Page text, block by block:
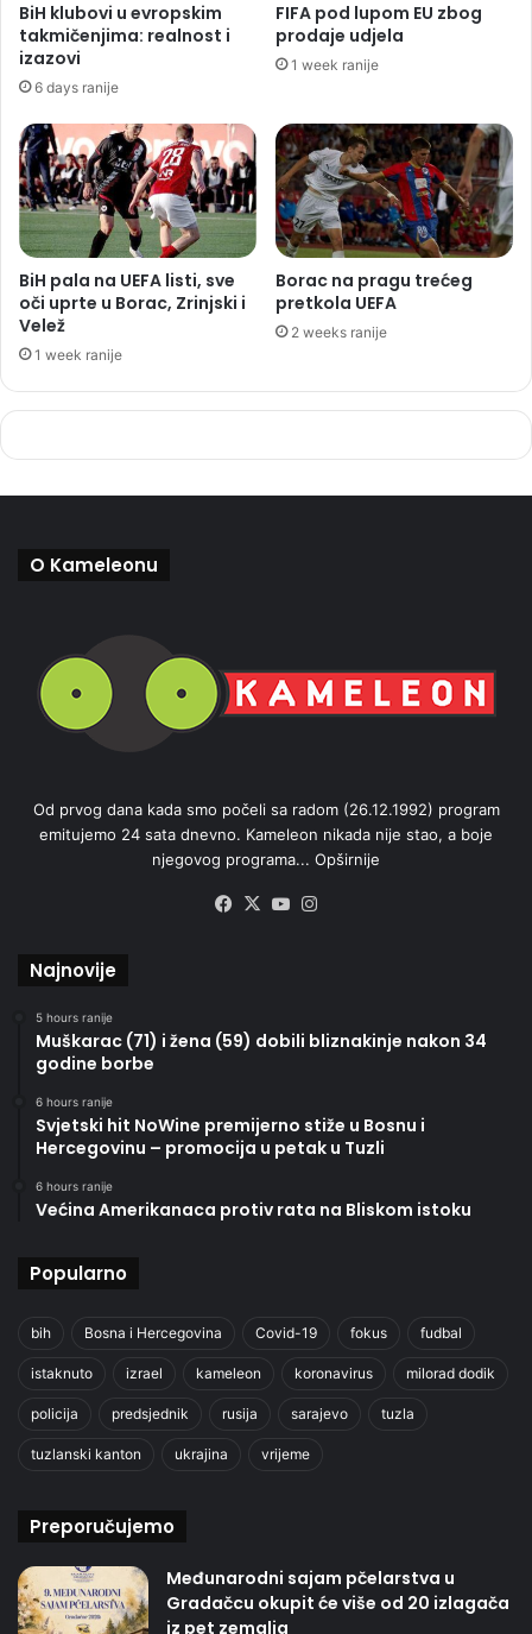
BiH klubovi u evropskim
takmičenjima: realnost i
izazovi
6 days ranije
FIFA pod lupom EU zbog
prodaje udjela
1 week ranije
BiH pala na UEFA listi, sve
oči uprte u Borac, Zrinjski i
Velež
1 week ranije
Borac na pragu trećeg
pretkola UEFA
2 weeks ranije
O Kameleonu
Od prvog dana kada smo počeli sa radom (26.12.1992) program
emitujemo 24 sata dnevno. Kameleon nikada nije stao, a boje
njegovog programa... Opširnije
Facebook
X YouTube
Najnovije
5 hours ranije
Muškarac (71) i žena (59) dobili bliznakinje nakon 34
godine borbe
6 hours ranije
Svjetski hit NoWine premijerno stiže u Bosnu i
Hercegovinu – promocija u petak u Tuzli
6 hours ranije
Većina Amerikanaca protiv rata na Bliskom istoku
Popularno
bih Bosna i Hercegovina Covid-19 fokus fudbal
istaknuto izrael kameleon koronavirus milorad dodik
policija predsjednik rusija sarajevo tuzla
tuzlanski kanton ukrajina vrijeme
Preporučujemo
Međunarodni sajam pčelarstva u
Gradačcu okupit će više od 20 izlagača
iz pet zemalja